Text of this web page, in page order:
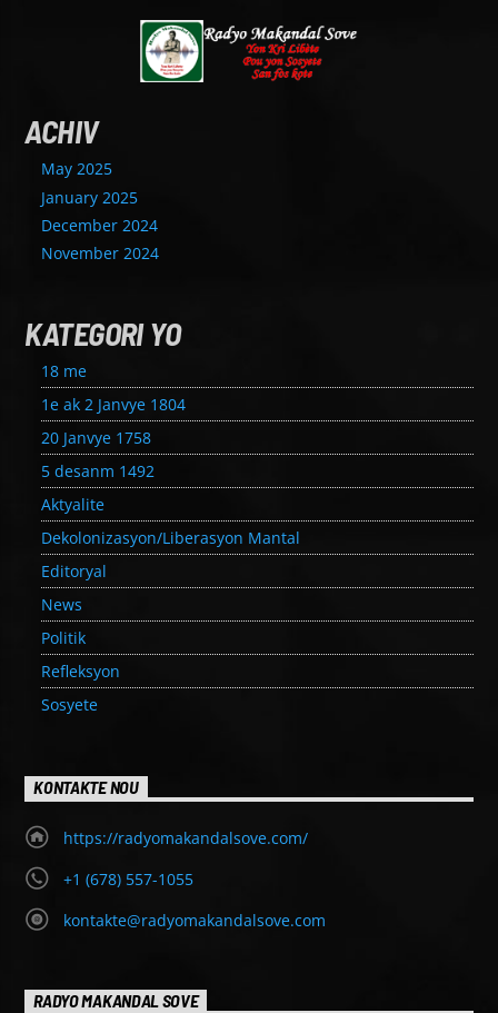
ACHIV
May 2025
January 2025
December 2024
November 2024
KATEGORI YO
18 me
1e ak 2 Janvye 1804
20 Janvye 1758
5 desanm 1492
Aktyalite
Dekolonizasyon/Liberasyon Mantal
Editoryal
News
Politik
Refleksyon
Sosyete
KONTAKTE NOU
https://radyomakandalsove.com/
+1 (678) 557-1055
kontakte@radyomakandalsove.com
RADYO MAKANDAL SOVE